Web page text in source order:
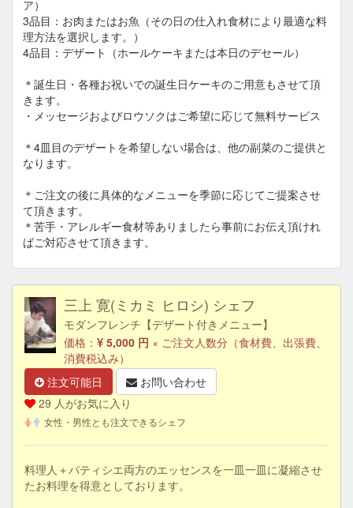
ア）
3品目：お肉またはお魚（その日の仕入れ食材により最適な料
理方法を選択します。）
4品目：デザート（ホールケーキまたは本日のデセール）
＊誕生日・各種お祝いでの誕生日ケーキのご用意もさせて頂
きます。
・メッセージおよびロウソクはご希望に応じて無料サービス
＊4皿目のデザートを希望しない場合は、他の副菜のご提供と
なります。
＊ご注文の後に具体的なメニューを季節に応じてご提案させ
て頂きます。
＊苦手・アレルギー食材等ありましたら事前にお伝え頂けれ
ばご対応させて頂きます。
三上 寛(ミカミ ヒロシ) シェフ
モダンフレンチ【デザート付きメニュー】
価格：
5,000 円 × ご注文人数分（食材費、出張費、
消費税込み）
注文可能日
お問い合わせ
29 人がお気に入り
女性・男性とも注文できるシェフ
料理人＋パティシエ両方のエッセンスを一皿一皿に凝縮させ
たお料理を得意としております。